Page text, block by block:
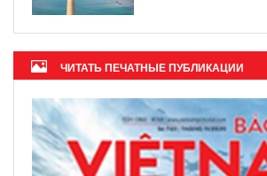
ЧИТАТЬ ПЕЧАТНЫЕ ПУБЛИКАЦИИ